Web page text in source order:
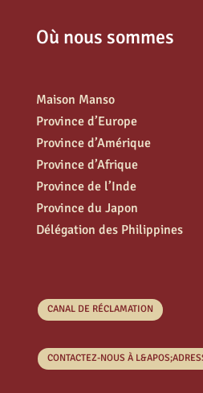
Où nous sommes
Maison Manso
Province d’Europe
Province d’Amérique
Province d’Afrique
Province de l’Inde
Province du Japon
Délégation des Philippines
CANAL DE RÉCLAMATION
CONTACTEZ-NOUS À